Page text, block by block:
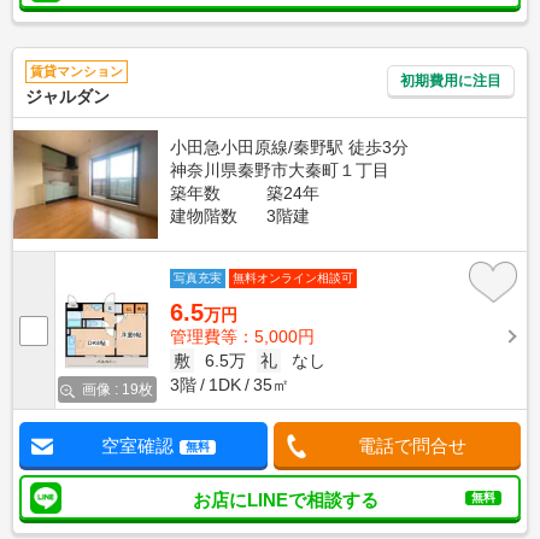
賃貸マンション
ジャルダン
初期費用に注目
小田急小田原線/秦野駅 徒歩3分
神奈川県秦野市大秦町１丁目
築年数
築24年
建物階数
3階建
画像 : 19枚
写真充実 無料オンライン相談可
6.5万円
管理費等：5,000円
敷
6.5万 礼
なし
3階
1DK 35㎡
空室確認 無料 電話で問合せ
お店にLINEで相談する 無料